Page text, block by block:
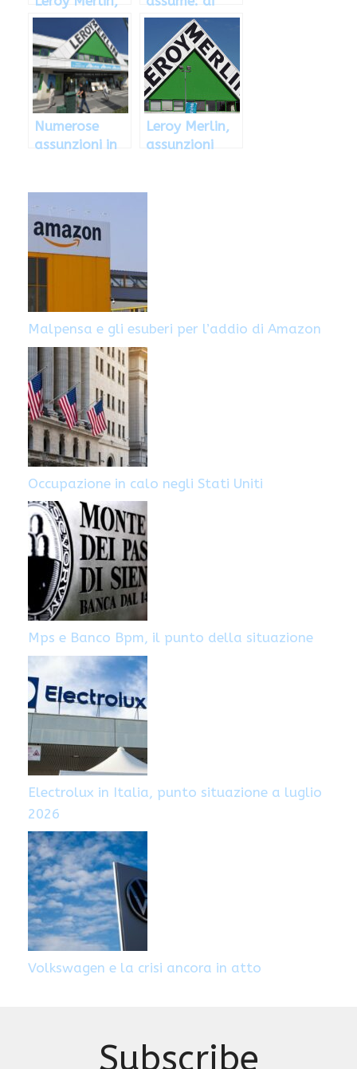
ecco come
cosa si tratta
e come fare
richiesta
Numerose
assunzioni in
richiesta
Leroy Merlin,
assunzioni
Malpensa e gli esuberi per l’addio di Amazon
Occupazione in calo negli Stati Uniti
Mps e Banco Bpm, il punto della situazione
Electrolux in Italia, punto situazione a luglio
2026
Volkswagen e la crisi ancora in atto
Subscribe